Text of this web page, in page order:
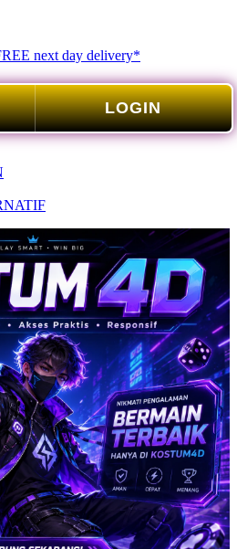
next day delivery*
LOGIN